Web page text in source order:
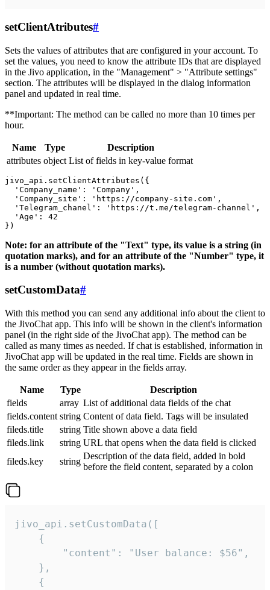
setClientAtributes#
Sets the values ​​of attributes that are configured in your account. To
set the values, you need to know the attribute IDs that are displayed
in the Jivo application, in the "Management" > "Attribute settings"
section. The attributes will be displayed in the dialog information
panel and updated in real time.
**Important: The method can be called no more than 10 times per
hour.
Name Type
Description
attributes object List of fields in key-value format
jivo_api.setClientAttributes({
  'Company_name': 'Company',
  'Company_site': 'https://company-site.com',
  'Telegram_chanel': 'https://t.me/telegram-channel',
  'Age': 42
Note: for an attribute of the "Text" type, its value is a string (in
quotation marks), and for an attribute of the "Number" type, it
is a number (without quotation marks).
setCustomData#
With this method you can send any additional info about the client to
the JivoChat app. This info will be shown in the client's information
panel (in the right side of the JivoChat app). The method can be
called as many times as needed. If chat is established, information in
JivoChat app will be updated in the real time. Fields are shown in
the same order as they appear in the fields array.
Name Type
Description
fields
array List of additional data fields of the chat
fields.content string Content of data field. Tags will be insulated
fileds.title
string Title shown above a data field
fileds.link
string URL that opens when the data field is clicked
fileds.key
string
Description of the data field, added in bold
before the field content, separated by a colon
jivo_api.setCustomData([
    {
        "content": "User balance: $56",
    },
    {